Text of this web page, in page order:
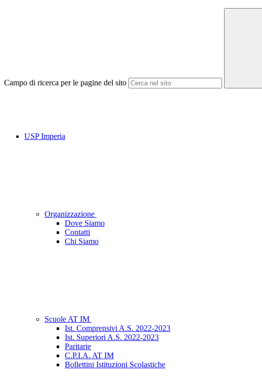
Campo di ricerca per le pagine del sito
USP Imperia
Organizzazione
Dove Siamo
Contatti
Chi Siamo
Scuole AT IM
Ist. Comprensivi A.S. 2022-2023
Ist. Superiori A.S. 2022-2023
Paritarie
C.P.I.A. AT IM
Bollettini Istituzioni Scolastiche